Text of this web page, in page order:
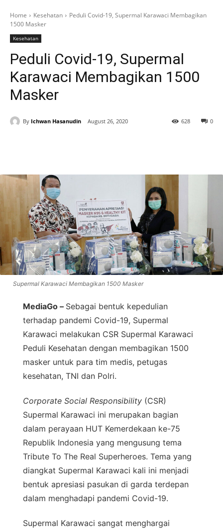
Home Kesehatan
Peduli Covid-19, Supermal Karawaci Membagikan
1500 Masker
Kesehatan
Peduli Covid-19, Supermal
Karawaci Membagikan 1500
Masker
By Ichwan Hasanudin August 26, 2020 0
628
Supermal Karawaci Membagikan 1500 Masker
MediaGo – Sebagai bentuk kepedulian
terhadap pandemi Covid-19, Supermal
Karawaci melakukan CSR Supermal Karawaci
Peduli Kesehatan dengan membagikan 1500
masker untuk para tim medis, petugas
kesehatan, TNI dan Polri.
Corporate Social Responsibility (CSR)
Supermal Karawaci ini merupakan bagian
dalam perayaan HUT Kemerdekaan ke-75
Republik Indonesia yang mengusung tema
Tribute To The Real Superheroes. Tema yang
diangkat Supermal Karawaci kali ini menjadi
bentuk apresiasi pasukan di garda terdepan
dalam menghadapi pandemi Covid-19.
Supermal Karawaci sangat menghargai